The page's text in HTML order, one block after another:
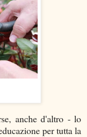
anche d'altro - lo
per tutta la